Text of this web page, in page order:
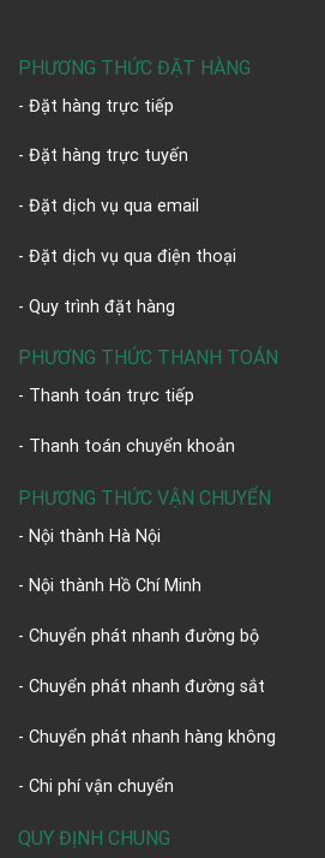
PHƯƠNG THỨC ĐẶT HÀNG
- Đặt hàng trực tiếp
- Đặt hàng trực tuyến
- Đặt dịch vụ qua email
- Đặt dịch vụ qua điện thoại
- Quy trình đặt hàng
PHƯƠNG THỨC THANH TOÁN
- Thanh toán trực tiếp
- Thanh toán chuyển khoản
PHƯƠNG THỨC VẬN CHUYỂN
- Nội thành Hà Nội
- Nội thành Hồ Chí Minh
- Chuyển phát nhanh đường bộ
- Chuyển phát nhanh đường sắt
- Chuyển phát nhanh hàng không
- Chi phí vận chuyển
QUY ĐỊNH CHUNG